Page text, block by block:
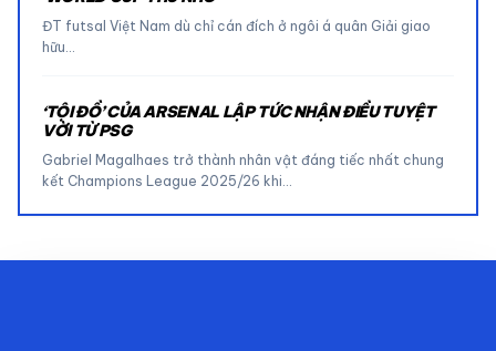
ĐT futsal Việt Nam dù chỉ cán đích ở ngôi á quân Giải giao
hữu…
‘TỘI ĐỒ’ CỦA ARSENAL LẬP TỨC NHẬN ĐIỀU TUYỆT
VỜI TỪ PSG
Gabriel Magalhaes trở thành nhân vật đáng tiếc nhất chung
kết Champions League 2025/26 khi…